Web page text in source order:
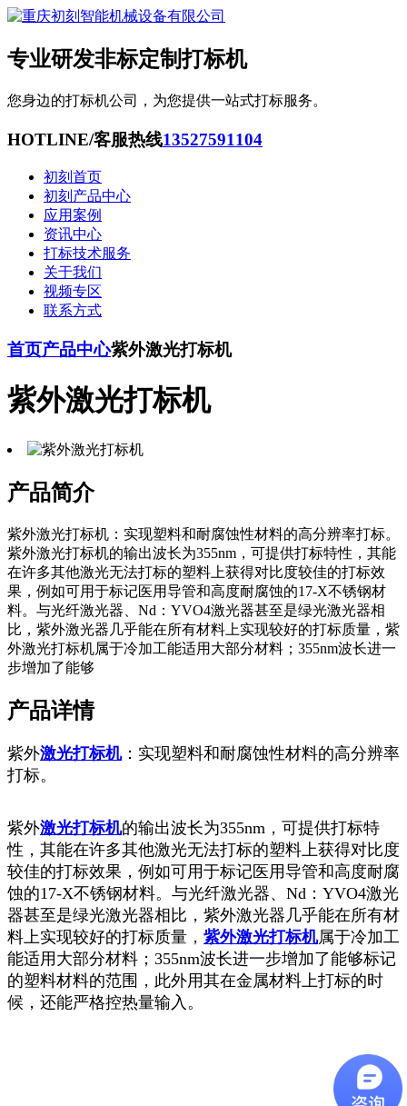
专业研发非标定制打标机
您身边的打标机公司，为您提供一站式打标服务。
HOTLINE/客服热线13527591104
初刻首页
初刻产品中心
应用案例
资讯中心
打标技术服务
关于我们
视频专区
联系方式
首页产品中心紫外激光打标机
紫外激光打标机
产品简介
紫外激光打标机：实现塑料和耐腐蚀性材料的高分辨率打标。
紫外激光打标机的输出波长为355nm，可提供打标特性，其能
在许多其他激光无法打标的塑料上获得对比度较佳的打标效
果，例如可用于标记医用导管和高度耐腐蚀的17-X不锈钢材
料。与光纤激光器、Nd：YVO4激光器甚至是绿光激光器相
比，紫外激光器几乎能在所有材料上实现较好的打标质量，紫
外激光打标机属于冷加工能适用大部分材料；355nm波长进一
步增加了能够
产品详情
紫外激光打标机：实现塑料和耐腐蚀性材料的高分辨率
打标。
紫外激光打标机的输出波长为355nm，可提供打标特
性，其能在许多其他激光无法打标的塑料上获得对比度
较佳的打标效果，例如可用于标记医用导管和高度耐腐
蚀的17-X不锈钢材料。与光纤激光器、Nd：YVO4激光
器甚至是绿光激光器相比，紫外激光器几乎能在所有材
料上实现较好的打标质量， 紫外激光打标机属于冷加工
能适用大部分材料；355nm波长进一步增加了能够标记
的塑料材料的范围，此外用其在金属材料上打标的时
候，还能严格控热量输入。